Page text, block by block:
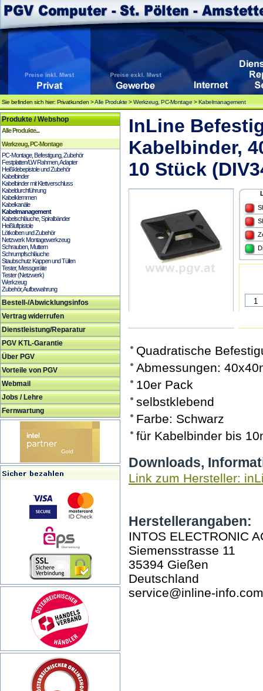
Sie befinden sich hier: Privatkunden >Alle Produkte >Werkzeug, PC-Montage >Kabelmanagement
Produkte / Webshop
Alle Produkte...
Werkzeug, PC-Montage
PC-Montage, Befestigung, Zubehör
Festplatten/LW Rahmen, Adapter
Heißklebepistole und Zubehör
Kabelbinder
Kabelbinder mit Klettverschluss
Kabeldurchführung
Kabelklemmen
Kabelkanäle
Kabelmanagement
Kabelschläuche, Spiralbänder
Heißluftpistole
Lötkolben und Zubehör
Netzwerk Montagewerkzeug
Schrauben, Muttern
Schrumpfschläuche
Staubschutz Kappen und Tüllen
Tester, Messgeräte
Tester (Netzwerk)
Werkzeug
Zubehör, Aufbewahrung
Bestell-/Abwicklungsinfos
Vertrag widerrufen
Dienstleistung/Reparatur
PGV KTL-Garantie
Über PGV
Vorteile von PGV
Webmail
Jobs / Lehre
Fernwartung
InLine
Kabelbinder,
10 Stück
Quadratische
Abmessungen:
10er Pack
selbstklebend
Farbe: Schwarz
für Kabelbinder bis
Downloads,
Link zum Hersteller:
Herstellerangaben:
INTOS ELECTRONIC
Siemensstrasse 11
35394 Gießen
Deutschland
service@inline-info.com